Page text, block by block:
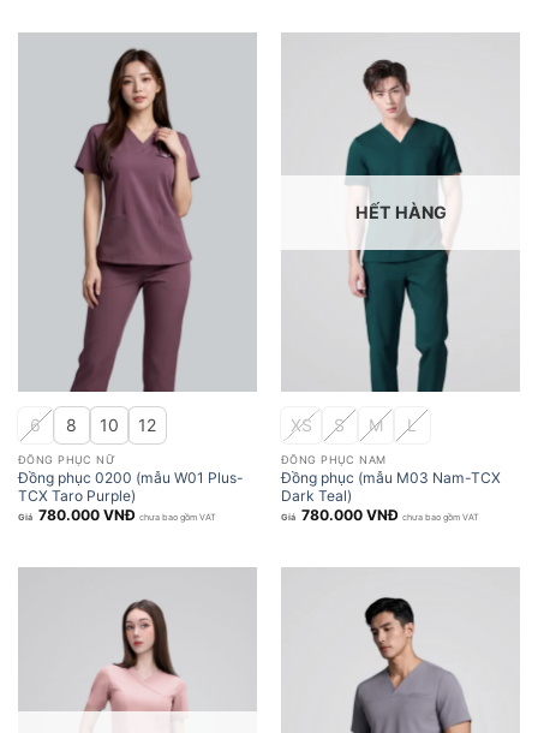
6 8 10 12
ĐỒNG PHỤC NỮ
Đồng phục 0200 (mẫu W01 Plus-
TCX Taro Purple)
780.000VNĐ chưa bao gồm VAT
HẾT HÀNG
XS S M L
ĐỒNG PHỤC NAM
Đồng phục (mẫu M03 Nam-TCX
Dark Teal)
780.000VNĐ chưa bao gồm VAT